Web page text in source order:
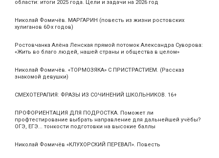
области: итоги 2025 года. Цели и задачи на 2026 год
Николай Фомичёв. МАРГАРИН (повесть из жизни ростовских
хулиганов 60-х годов)
Ростовчанка Алёна Ленская прямой потомок Александра Суворова:
«Жить во благо людей, нашей страны и общества в целом»
Николай Фомичёв. «ТОРМОЗЯКА» С ПРИСТРАСТИЕМ. (Рассказ
знакомой девушки)
СМЕХОТЕРАПИЯ: ФРАЗЫ ИЗ СОЧИНЕНИЙ ШКОЛЬНИКОВ. 16+
ПРОФОРИЕНТАЦИЯ ДЛЯ ПОДРОСТКА. Поможет ли
профтестирование выбрать направление для дальнейшей учёбы?
ОГЭ, ЕГЭ... тонкости подготовки на высокие баллы
Николай Фомичёв «КЛУХОРСКИЙ ПЕРЕВАЛ». Повесть